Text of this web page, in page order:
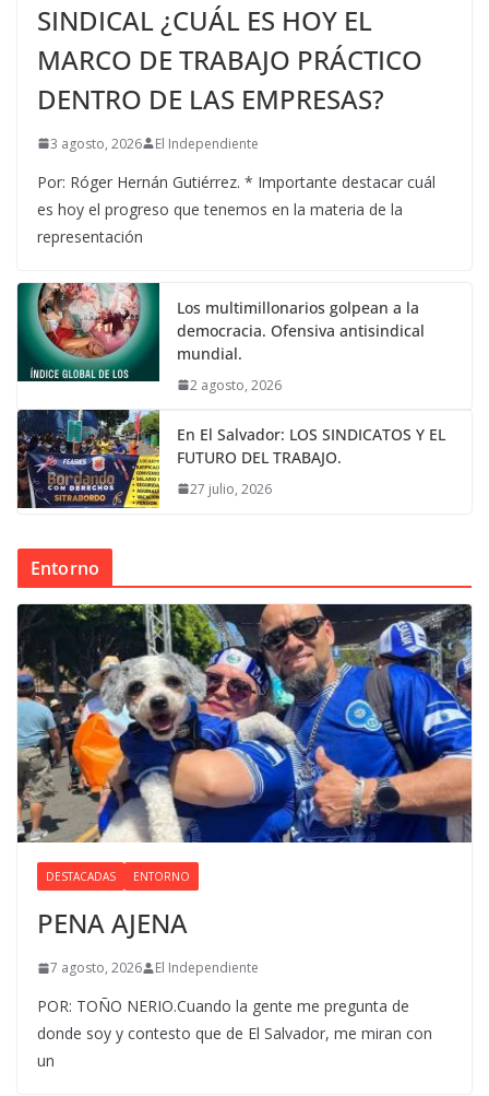
SINDICAL ¿CUÁL ES HOY EL
MARCO DE TRABAJO PRÁCTICO
DENTRO DE LAS EMPRESAS?
3 agosto, 2026 El Independiente
Por: Róger Hernán Gutiérrez. * Importante destacar cuál
es hoy el progreso que tenemos en la materia de la
representación
Los multimillonarios golpean a la
democracia. Ofensiva antisindical
mundial.
2 agosto, 2026
En El Salvador: LOS SINDICATOS Y EL
FUTURO DEL TRABAJO.
27 julio, 2026
Entorno
DESTACADAS ENTORNO
PENA AJENA
7 agosto, 2026 El Independiente
POR: TOÑO NERIO.Cuando la gente me pregunta de
donde soy y contesto que de El Salvador, me miran con
un